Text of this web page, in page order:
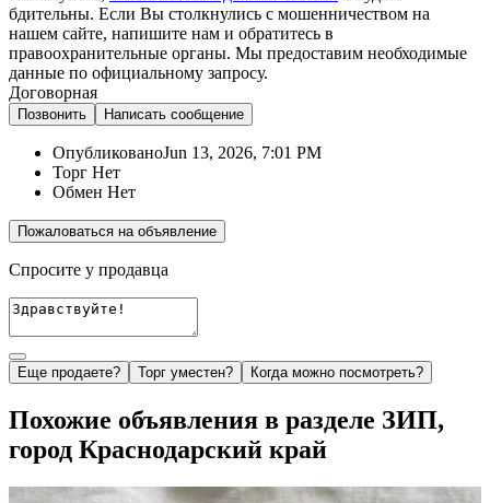
бдительны. Если Вы столкнулись с мошенничеством на
нашем сайте, напишите нам и обратитесь в
правоохранительные органы. Мы предоставим необходимые
данные по официальному запросу.
Договорная
Позвонить Написать сообщение
ОпубликованоJun 13, 2026, 7:01 PM
Торг Нет
Обмен Нет
Пожаловаться на объявление
Спросите у продавца
Еще продаете? Торг уместен? Когда можно посмотреть?
Похожие объявления в разделе ЗИП,
город Краснодарский край